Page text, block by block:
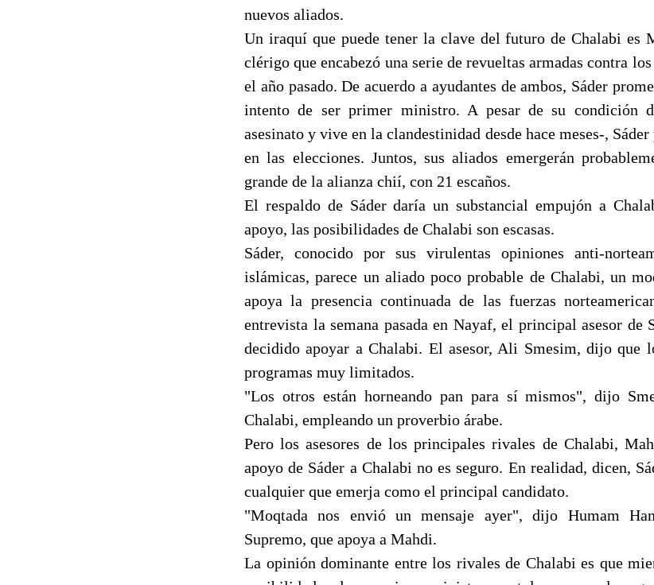
nuevos aliados.
Un iraquí que puede tener la clave del futuro de Chalabi es
clérigo que encabezó una serie de revueltas armadas contra
el año pasado. De acuerdo a ayudantes de ambos, Sáder
intento de ser primer ministro. A pesar de su condición
asesinato y vive en la clandestinidad desde hace meses-,
en las elecciones. Juntos, sus aliados emergerán
grande de la alianza chií, con 21 escaños.
El respaldo de Sáder daría un substancial empujón a
apoyo, las posibilidades de Chalabi son escasas.
Sáder, conocido por sus virulentas opiniones anti-
islámicas, parece un aliado poco probable de Chalabi, un
apoya la presencia continuada de las fuerzas
entrevista la semana pasada en Nayaf, el principal asesor de
decidido apoyar a Chalabi. El asesor, Ali Smesim, dijo que
programas muy limitados.
"Los otros están horneando pan para sí mismos", dijo
Chalabi, empleando un proverbio árabe.
Pero los asesores de los principales rivales de Chalabi,
apoyo de Sáder a Chalabi no es seguro. En realidad, dicen,
cualquier que emerja como el principal candidato.
"Moqtada nos envió un mensaje ayer", dijo Humam
Supremo, que apoya a Mahdi.
La opinión dominante entre los rivales de Chalabi es que